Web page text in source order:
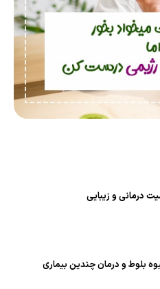
بلوط و درمان چندین بیماری